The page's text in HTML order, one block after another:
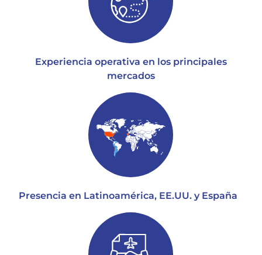
Experiencia operativa en los principales
mercados
Presencia en Latinoamérica, EE.UU. y España